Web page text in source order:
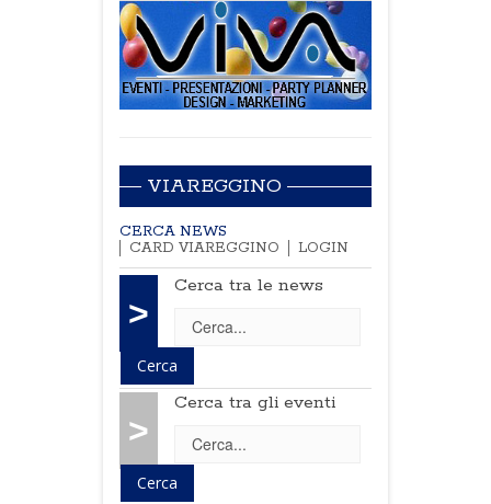
VIAREGGINO
CERCA NEWS
CARD VIAREGGINO
LOGIN
>
Cerca tra le news
>
Cerca tra gli eventi